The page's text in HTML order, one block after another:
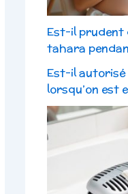
Est-il prudent
tahara
Est-il autorisé
lorsqu’on est